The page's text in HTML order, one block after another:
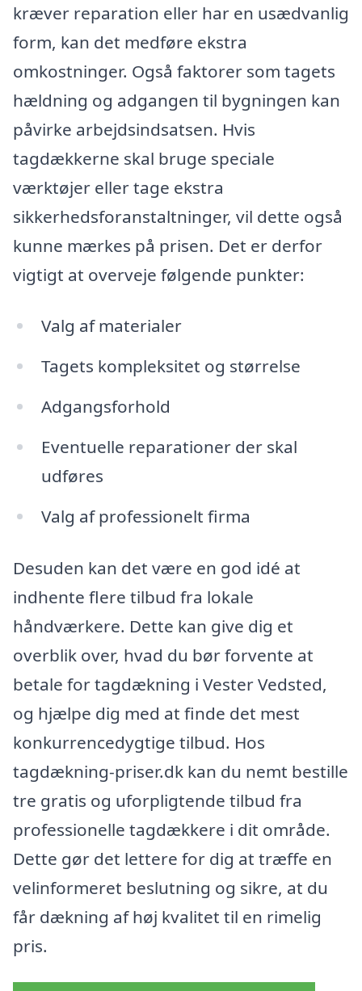
kræver reparation eller har en usædvanlig
form, kan det medføre ekstra
omkostninger. Også faktorer som tagets
hældning og adgangen til bygningen kan
påvirke arbejdsindsatsen. Hvis
tagdækkerne skal bruge speciale
værktøjer eller tage ekstra
sikkerhedsforanstaltninger, vil dette også
kunne mærkes på prisen. Det er derfor
vigtigt at overveje følgende punkter:
Valg af materialer
Tagets kompleksitet og størrelse
Adgangsforhold
Eventuelle reparationer der skal
udføres
Valg af professionelt firma
Desuden kan det være en god idé at
indhente flere tilbud fra lokale
håndværkere. Dette kan give dig et
overblik over, hvad du bør forvente at
betale for tagdækning i Vester Vedsted,
og hjælpe dig med at finde det mest
konkurrencedygtige tilbud. Hos
tagdækning-priser.dk kan du nemt bestille
tre gratis og uforpligtende tilbud fra
professionelle tagdækkere i dit område.
Dette gør det lettere for dig at træffe en
velinformeret beslutning og sikre, at du
får dækning af høj kvalitet til en rimelig
pris.